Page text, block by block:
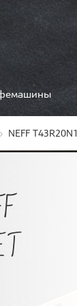
NEFF T43R20N1